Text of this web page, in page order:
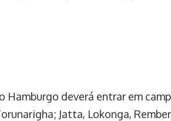
Hamburgo deverá entrar em
Jatta, Lokonga,